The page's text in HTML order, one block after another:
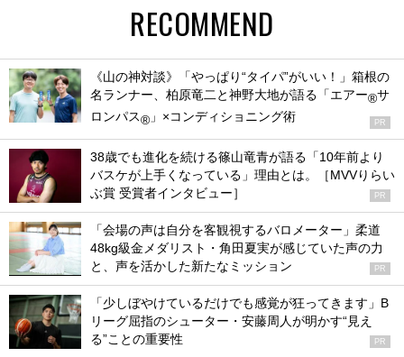
RECOMMEND
《山の神対談》「やっぱり“タイパ”がいい！」箱根の
名ランナー、柏原竜二と神野大地が語る「エアー®サ
ロンパス® 」×コンディショニング術 PR
38歳でも進化を続ける篠山竜青が語る「10年前より
バスケが上手くなっている」理由とは。［MVVりらい
ぶ賞 受賞者インタビュー］
PR
「会場の声は自分を客観視するバロメーター」柔道
48kg級金メダリスト・角田夏実が感じていた声の力
と、声を活かした新たなミッション
PR
「少しぼやけているだけでも感覚が狂ってきます」B
リーグ屈指のシューター・安藤周人が明かす“見え
る”ことの重要性
PR